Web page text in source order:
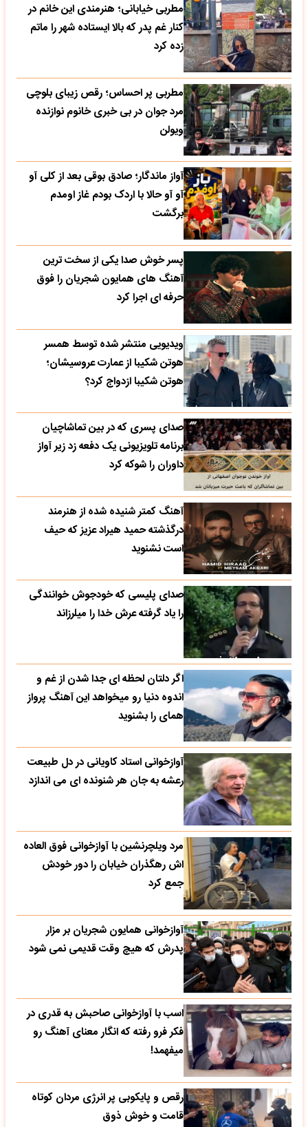
مطربی خیابانی؛ هنرمندی این خانم در
کنار غم پدر که بالا ایستاده شهر را ماتم
زده کرد
مطربی پر احساس؛ رقص زیبای بلوچی
مرد جوان در بی خبری خانوم نوازنده
ویولن
آواز ماندگار؛ صادق بوقی بعد از کلی آو
آو آو حالا با اردک بودم غاز اومدم
برگشت
پسر خوش صدا یکی از سخت ترین
آهنگ های همایون شجریان را فوق
حرفه ای اجرا کرد
ویدیویی منتشر شده توسط همسر
هوتن شکیبا از عمارت عروسیشان؛
هوتن شکیبا ازدواج کرد؟
صدای پسری که در بین تماشاچیان
برنامه تلویزیونی یک دفعه زد زیر آواز
داوران را شوکه کرد
آهنگ کمتر شنیده شده از هنرمند
درگذشته حمید هیراد عزیز که حیف
است نشنوید
صدای پلیسی که خودجوش خوانندگی
را یاد گرفته عرش خدا را میلرزاند
اگر دلتان لحظه ای جدا شدن از غم و
اندوه دنیا رو میخواهد این آهنگ پرواز
همای را بشنوید
آوازخوانی استاد کاویانی در دل طبیعت
رعشه به جان هر شنونده ای می اندازد
مرد ویلچرنشین با آوازخوانی فوق العاده
اش رهگذران خیابان را دور خودش
جمع کرد
آوازخوانی همایون شجریان بر مزار
پدرش که هیچ وقت قدیمی نمی شود
اسب با آوازخوانی صاحبش به قدری در
فکر فرو رفته که انگار معنای آهنگ رو
میفهمد!
رقص و پایکوبی پر انرژی مردان کوتاه
قامت و خوش ذوق